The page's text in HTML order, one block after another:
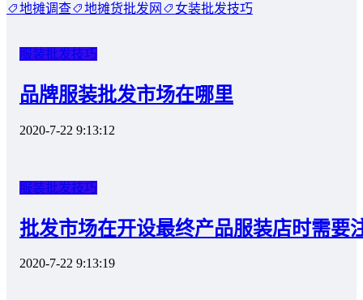
地摊调查 地摊货批发网 女装批发技巧
服装批发技巧
品牌服装批发市场在哪里
2020-7-22 9:13:12
服装批发技巧
批发市场在开设最终产品服装店时需要
2020-7-22 9:13:19